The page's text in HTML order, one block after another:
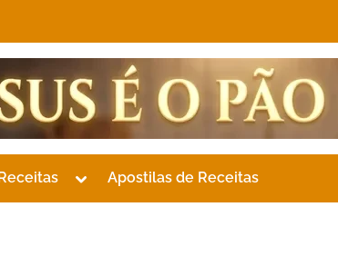
Receitas
Toggle
menu
Apostilas de Receitas